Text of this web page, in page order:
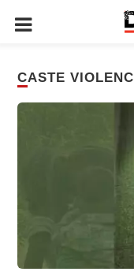
CASTE